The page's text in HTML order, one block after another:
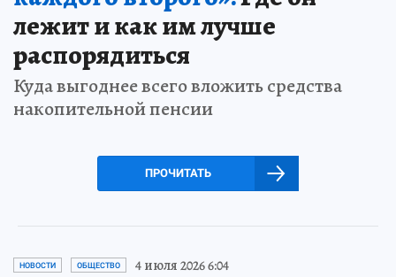
лежит и как им лучше
распорядиться
Куда выгоднее всего вложить средства
накопительной пенсии
ПРОЧИТАТЬ
НОВОСТИ ОБЩЕСТВО 4 июля 2026 6:04